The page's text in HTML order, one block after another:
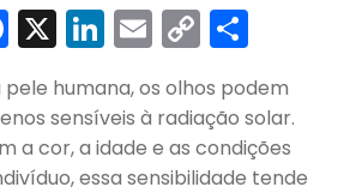
Facebook
X LinkedIn
Email
Copy
Link
Share
humana, os olhos podem
sensíveis à radiação solar.
a cor, a idade e as condições
essa sensibilidade tende